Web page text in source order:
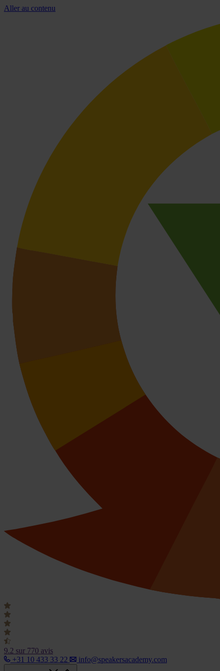
Aller au contenu
9.2 sur 770 avis
+31 10 433 33 22
info@speakersacademy.com